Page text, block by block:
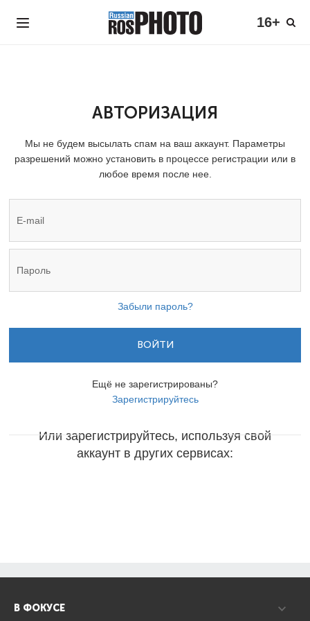
16+
АВТОРИЗАЦИЯ
Мы не будем высылать спам на ваш аккаунт. Параметры
разрешений можно установить в процессе регистрации или в
любое время после нее.
Забыли пароль?
ВОЙТИ
Ещё не зарегистрированы?
Зарегистрируйтесь
Или зарегистрируйтесь, используя свой
аккаунт в других сервисах:
В ФОКУСЕ